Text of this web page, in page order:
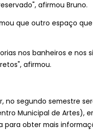
afirmou Bruno.
que outro espaço
nos banheiros e
afirmou.
no segundo semestre
Municipal de Artes),
para obter mais